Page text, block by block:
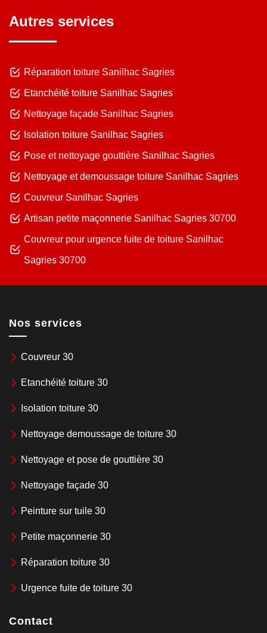
Autres services
Réparation toiture Sanilhac Sagries
Etanchéité toiture Sanilhac Sagries
Nettoyage façade Sanilhac Sagries
Isolation toiture Sanilhac Sagries
Pose et nettoyage gouttière Sanilhac Sagries
Nettoyage et demoussage toiture Sanilhac Sagries
Couvreur Sanilhac Sagries
Artisan petite maçonnerie Sanilhac Sagries 30700
Couvreur pour urgence fuite de toiture Sanilhac
Sagries 30700
Nos services
Couvreur 30
Etanchéité toiture 30
Isolation toiture 30
Nettoyage demoussage de toiture 30
Nettoyage et pose de gouttière 30
Nettoyage façade 30
Peinture sur tuile 30
Petite maçonnerie 30
Réparation toiture 30
Urgence fuite de toiture 30
Contact